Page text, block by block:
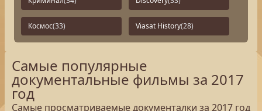
Космос(33) Viasat History(28)
Самые популярные
документальные фильмы за 2017
год
Самые просматриваемые документалки за 2017 год